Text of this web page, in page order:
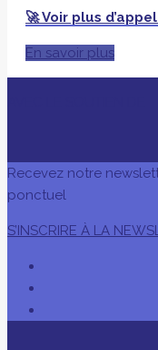
🚀 Voir plus
En savoir plus
Recevez notre
ponctuel
S’INSCRIRE À LA